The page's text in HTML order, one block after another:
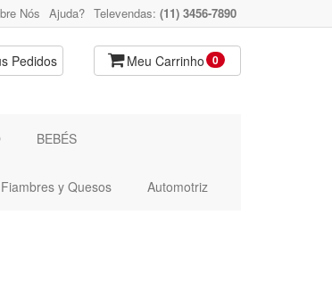
Nós Ajuda? Televendas: (11) 3456-7890
Pedidos Meu Carrinho 0
BEBÉS
Fiambres y Quesos Automotriz